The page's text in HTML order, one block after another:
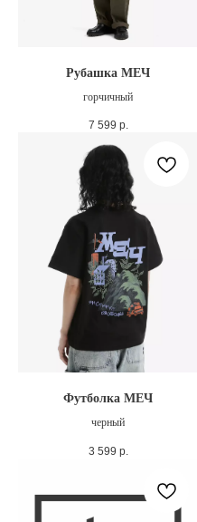
Рубашка МЕЧ
горчичный
7 599 р.
Футболка МЕЧ
черный
3 599 р.